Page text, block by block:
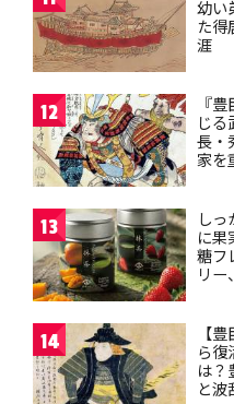
幼い
た得
涯
12
『
じ
長・
家を
13
し
に果
糖フ
リ
14
【
ら復
は？
と波